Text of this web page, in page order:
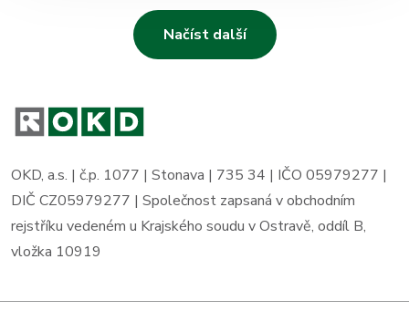
Načíst další
OKD, a.s. | č.p. 1077 | Stonava | 735 34 | IČO 05979277 |
DIČ CZ05979277 | Společnost zapsaná v obchodním
rejstříku vedeném u Krajského soudu v Ostravě, oddíl B,
vložka 10919